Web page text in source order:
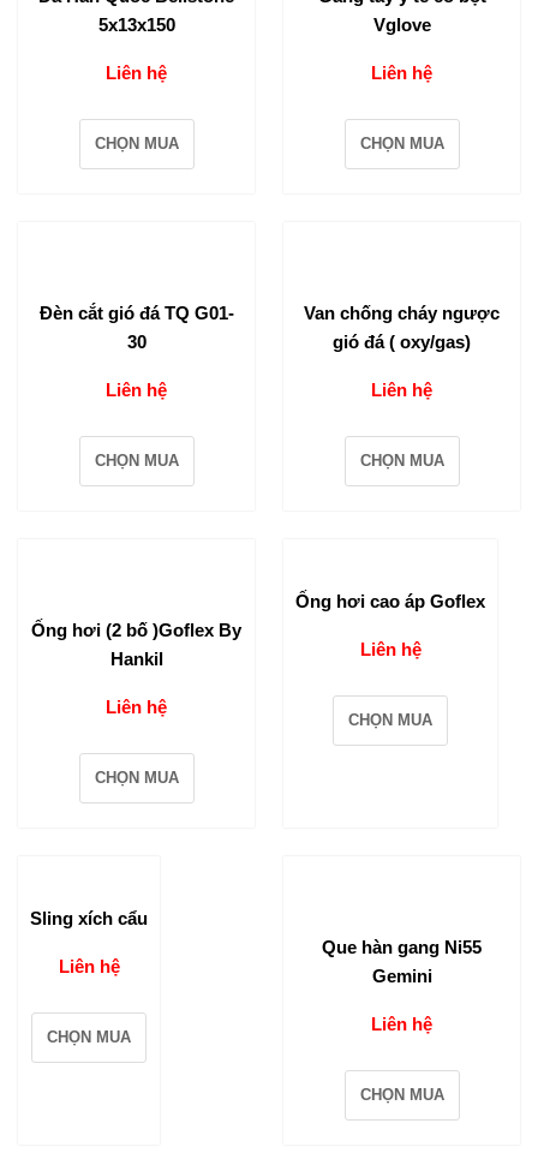
5x13x150
Liên hệ
CHỌN MUA
Vglove
Liên hệ
CHỌN MUA
Đèn cắt gió đá TQ G01-
30
Liên hệ
CHỌN MUA
Van chống cháy ngược
gió đá ( oxy/gas)
Liên hệ
CHỌN MUA
Ống hơi (2 bố )Goflex By
Hankil
Liên hệ
CHỌN MUA
Ống hơi cao áp Goflex
Liên hệ
CHỌN MUA
Sling xích cẩu
Liên hệ
CHỌN MUA
Que hàn gang Ni55
Gemini
Liên hệ
CHỌN MUA